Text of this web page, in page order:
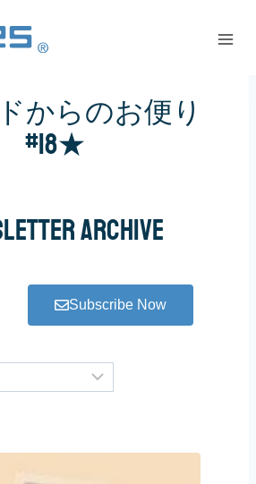
からのお便り
#18★
Archive
Subscribe Now